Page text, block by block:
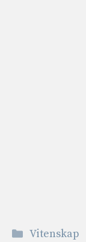
Kategorier
Vitenskap